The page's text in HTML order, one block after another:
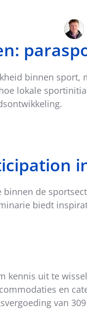
binnen
lokale
de
biedt
kennis uit te
en
van